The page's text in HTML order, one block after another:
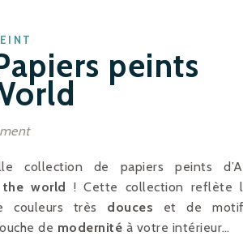
peints
collection de papiers peints
world ! Cette collection reflète
couleurs très douces et de
de modernité à votre intérieur…